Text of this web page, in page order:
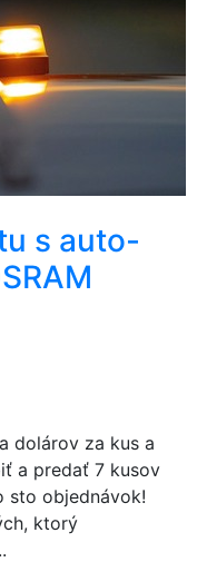
s auto-
dolárov za kus a
a predať 7 kusov
sto objednávok!
ktorý